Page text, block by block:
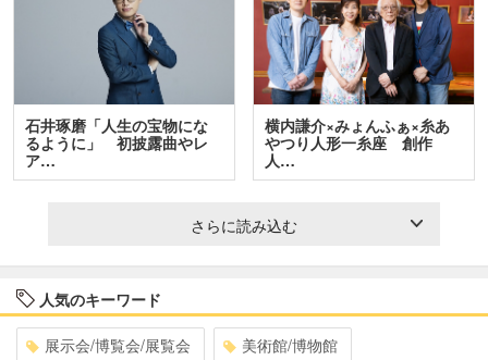
石井琢磨「人生の宝物にな
るように」 初披露曲やレ
ア…
横内謙介×みょんふぁ×糸あ
やつり人形一糸座 創作
人…
さらに読み込む
人気のキーワード
展示会/博覧会/展覧会 美術館/博物館